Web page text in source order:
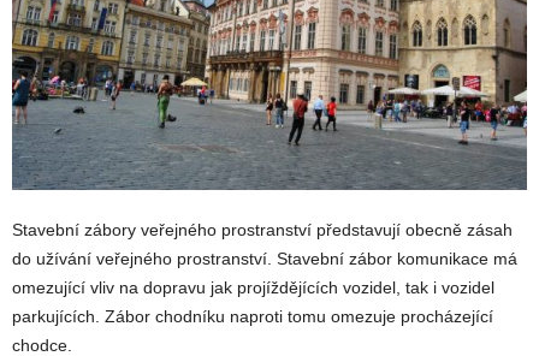
Stavební zábory veřejného prostranství představují obecně zásah
do užívání veřejného prostranství. Stavební zábor komunikace má
omezující vliv na dopravu jak projíždějících vozidel, tak i vozidel
parkujících. Zábor chodníku naproti tomu omezuje procházející
chodce.